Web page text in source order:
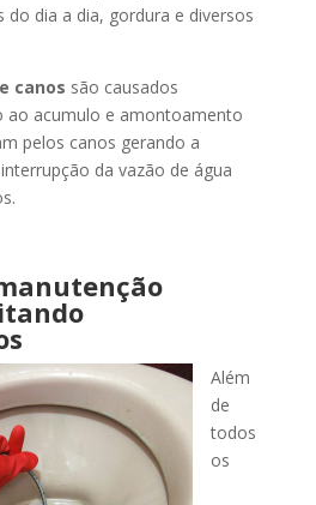
do dia a dia, gordura e diversos
canos são causados
ao acumulo e amontoamento
pelos canos gerando a
da vazão de água
Além
de
todos
os